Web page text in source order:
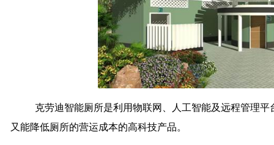
克劳迪智能厕所是利用物联网、人工智能及远程管理平
又能降低厕所的营运成本的高科技产品。